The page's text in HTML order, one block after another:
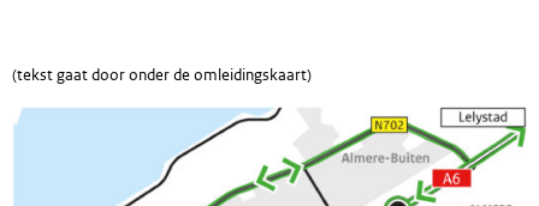
(tekst gaat door onder de omleidingskaart)